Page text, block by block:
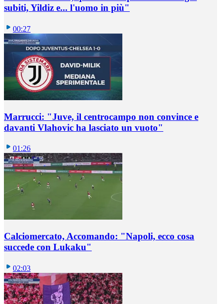
subiti, Yildiz e... l'uomo in più"
00:27
Marrucci: "Juve, il centrocampo non convince e
davanti Vlahovic ha lasciato un vuoto"
01:26
Calciomercato, Accomando: "Napoli, ecco cosa
succede con Lukaku"
02:03